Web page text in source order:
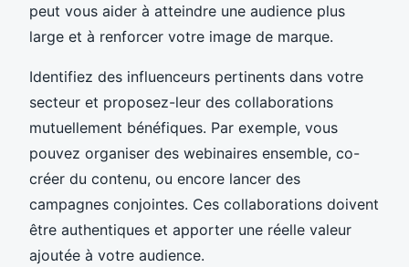
peut vous aider à atteindre une audience plus
large et à renforcer votre image de marque.
Identifiez des influenceurs pertinents dans votre
secteur et proposez-leur des collaborations
mutuellement bénéfiques. Par exemple, vous
pouvez organiser des webinaires ensemble, co-
créer du contenu, ou encore lancer des
campagnes conjointes. Ces collaborations doivent
être authentiques et apporter une réelle valeur
ajoutée à votre audience.